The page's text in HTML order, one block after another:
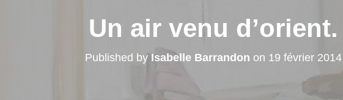
Un air venu d’orient.
Published by Isabelle Barrandon on 19 février 2014